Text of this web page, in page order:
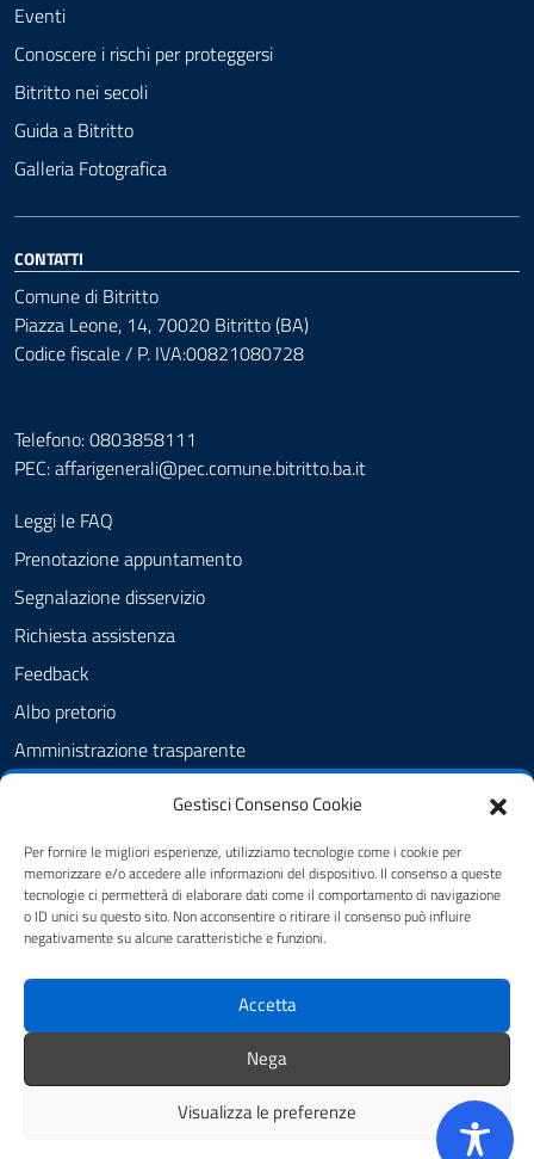
Gestisci Consenso Cookie
Per fornire le migliori esperienze, utilizziamo tecnologie come i cookie per
memorizzare e/o accedere alle informazioni del dispositivo. Il consenso a queste
tecnologie ci permetterà di elaborare dati come il comportamento di navigazione
o ID unici su questo sito. Non acconsentire o ritirare il consenso può influire
negativamente su alcune caratteristiche e funzioni.
Accetta
Nega
Visualizza le preferenze
Eventi
Conoscere i rischi per proteggersi
Bitritto nei secoli
Guida a Bitritto
Galleria Fotografica
CONTATTI
Comune di Bitritto
Piazza Leone, 14, 70020 Bitritto (BA)
Codice fiscale / P. IVA:00821080728
Telefono: 0803858111
PEC:affarigenerali@pec.comune.bitritto.ba.it
Leggi le FAQ
Prenotazione appuntamento
Segnalazione disservizio
Richiesta assistenza
Feedback
Albo pretorio
Amministrazione trasparente
Dichiarazione di accessibilità
Note legali
SEGUICI SU
youtube twitter facebook